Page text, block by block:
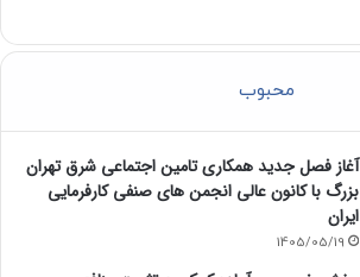
محبوب
آغاز فصل جدید همکاری تامین اجتماعی شرق تهران
بزرگ با کانون عالی انجمن های صنفی کارفرمایی
ایران
1405/05/19